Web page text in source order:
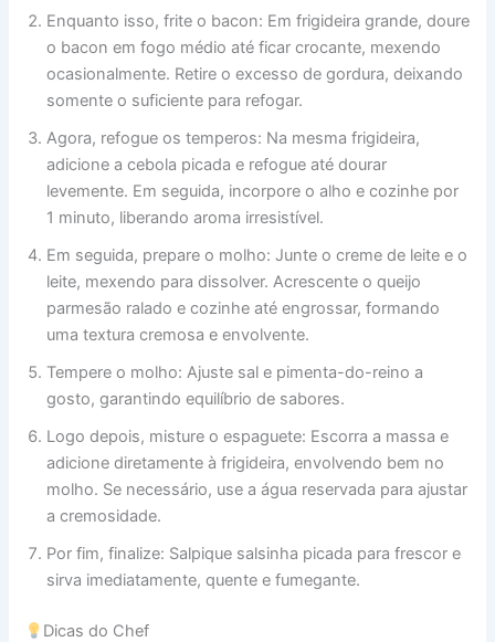
Enquanto isso, frite o bacon: Em frigideira grande, doure
o bacon em fogo médio até ficar crocante, mexendo
ocasionalmente. Retire o excesso de gordura, deixando
somente o suficiente para refogar.
Agora, refogue os temperos: Na mesma frigideira,
adicione a cebola picada e refogue até dourar
levemente. Em seguida, incorpore o alho e cozinhe por
1 minuto, liberando aroma irresistível.
Em seguida, prepare o molho: Junte o creme de leite e o
leite, mexendo para dissolver. Acrescente o queijo
parmesão ralado e cozinhe até engrossar, formando
uma textura cremosa e envolvente.
Tempere o molho: Ajuste sal e pimenta-do-reino a
gosto, garantindo equilíbrio de sabores.
Logo depois, misture o espaguete: Escorra a massa e
adicione diretamente à frigideira, envolvendo bem no
molho. Se necessário, use a água reservada para ajustar
a cremosidade.
Por fim, finalize: Salpique salsinha picada para frescor e
sirva imediatamente, quente e fumegante.
Dicas do Chef